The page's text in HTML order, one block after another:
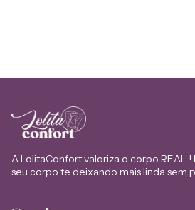
original da peça. Armazenamento Inteligente: Guardar os sutiãs
enfileirados e abertos evita vincos
deformações na silhueta. O objetivo central: Transformar a
da lingerie, mantendo a beleza e o
tempo.
A LolitaConfort valoriza o corpo REAL !
seu corpo te deixando mais linda sem